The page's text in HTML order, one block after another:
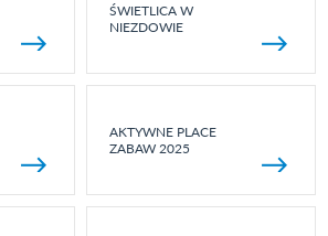
ŚWIETLICA W
NIEZDOWIE
AKTYWNE PLACE
ZABAW 2025